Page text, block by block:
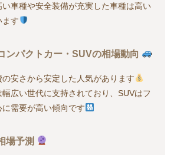
車種や安全装備が充実した車種は高い
ます
ンパクトカー・SUVの相場動向
安さから安定した人気があります
広い世代に支持されており、SUVはフ
に需要が高い傾向です
場予測